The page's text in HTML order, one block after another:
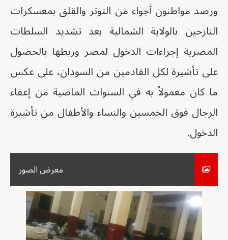
ورصد مواطنون أجواء من التوتر والقلق بمعسكرات
النازحين بالولاية الشمالية بعد تشديد السلطات
المصرية إجراءات الدخول لمصر وربطها بالحصول
على تأشيرة لكل القادمين من السودان، على عكس
ما كان معمولاً به في السنوات الماضية من إعفاء
الرجال فوق الخمسين والنساء والأطفال من تأشيرة
الدخول.
معرض الصور